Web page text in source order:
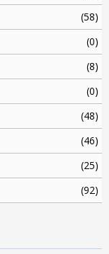
(58)
(0)
(8)
(0)
(48)
(46)
(25)
(92)